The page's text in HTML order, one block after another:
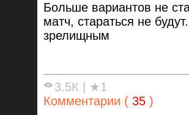
Больше вариантов не
матч, стараться не
зрелищным
3.5К | ★1
Комментарии ( 35 )